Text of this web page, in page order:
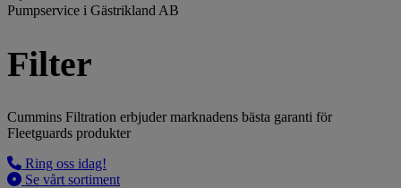
Pumpservice i Gästrikland AB
Filter
Cummins Filtration erbjuder marknadens bästa garanti för
Fleetguards produkter
Ring oss idag!
Se vårt sortiment